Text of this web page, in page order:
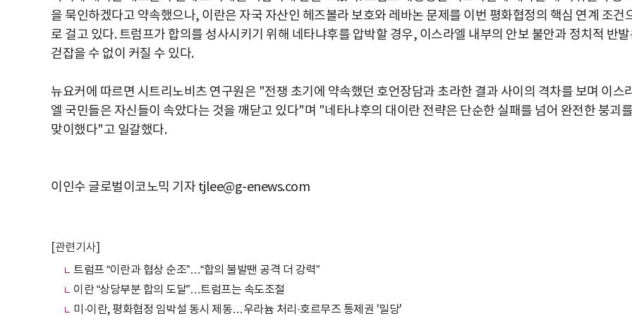
을 묵인하겠다고 약속했으나, 이란은 자국 자산인 헤즈볼라 보호와 레바논 문제를 이번 평화협정의 핵심 연계 조건
로 걸고 있다. 트럼프가 합의를 성사시키기 위해 네타냐후를 압박할 경우, 이스라엘 내부의 안보 불안과 정치적 반
걷잡을 수 없이 커질 수 있다.
뉴요커에 따르면 시트리노비츠 연구원은 "전쟁 초기에 약속했던 호언장담과 초라한 결과 사이의 격차를 보며 이스
엘 국민들은 자신들이 속았다는 것을 깨닫고 있다"며 "네타냐후의 대이란 전략은 단순한 실패를 넘어 완전한 붕괴를
맞이했다"고 일갈했다.
이인수 글로벌이코노믹 기자 tjlee@g-enews.com
[관련기사]
트럼프 “이란과 협상 순조”…“합의 불발땐 공격 더 강력”
이란 “상당부분 합의 도달”…트럼프는 속도조절
미·이란, 평화협정 임박설 동시 제동…우라늄 처리·호르무즈 통제권 '밀당'